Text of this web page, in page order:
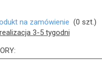
na zamówienie (0 szt.)
realizacja 3-5 tygodni